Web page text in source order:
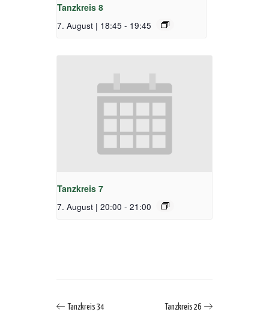
Tanzkreis 8
7. August | 18:45 - 19:45
Tanzkreis 7
7. August | 20:00 - 21:00
Tanzkreis 34 Tanzkreis 26